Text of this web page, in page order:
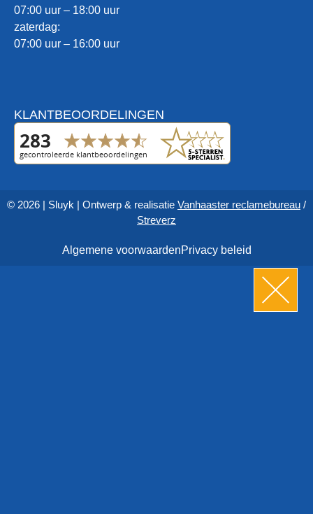
07:00 uur – 18:00 uur
zaterdag:
07:00 uur – 16:00 uur
KLANTBEOORDELINGEN
© 2026 | Sluyk | Ontwerp & realisatie Vanhaaster reclamebureau /
Streverz
Algemene voorwaardenPrivacy beleid